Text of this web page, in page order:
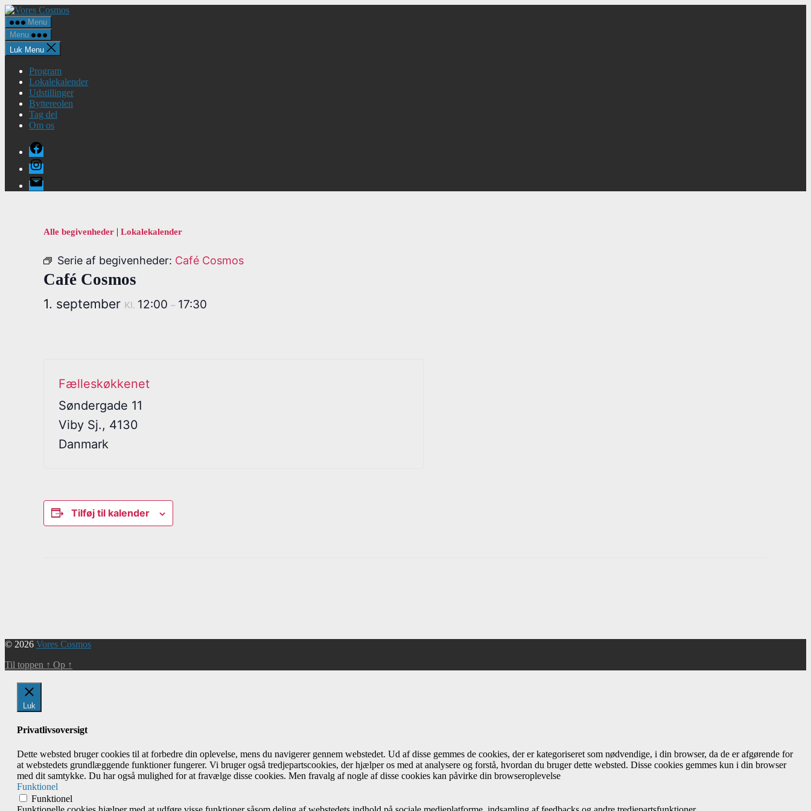
Spring
til
indholdet
Vores
Menu
Menu
Luk Menu
Program
Lokalekalender
Udstillinger
Byttereolen
Tag del
Om os
Facebook
Instagram
E-
mail
Alle begivenheder | Lokalekalender
Serie af begivenheder: Café Cosmos
Café Cosmos
1. september Kl. 12:00 – 17:30
Fælleskøkkenet
Søndergade 11
Viby Sj., 4130
Danmark
Tilføj til kalender
© 2026 Vores Cosmos
Til toppen ↑ Op ↑
Luk
Privatlivsoversigt
Dette websted bruger cookies til at forbedre din oplevelse, mens du navigerer gennem webstedet. Ud af disse gemmes de cookies, der er kategoriseret som nødvendige, i din browser, da de er afgørende for
at webstedets grundlæggende funktioner fungerer. Vi bruger også tredjepartscookies, der hjælper os med at analysere og forstå, hvordan du bruger dette websted. Disse cookies gemmes kun i din browser
med dit samtykke. Du har også mulighed for at fravælge disse cookies. Men fravalg af nogle af disse cookies kan påvirke din browseroplevelse
Funktionel
Funktionel